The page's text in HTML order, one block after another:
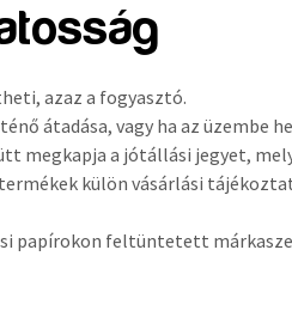
azaz a fogyasztó.
átadása, vagy ha az üzembe
megkapja a jótállási jegyet,
külön vásárlási
papírokon feltüntetett